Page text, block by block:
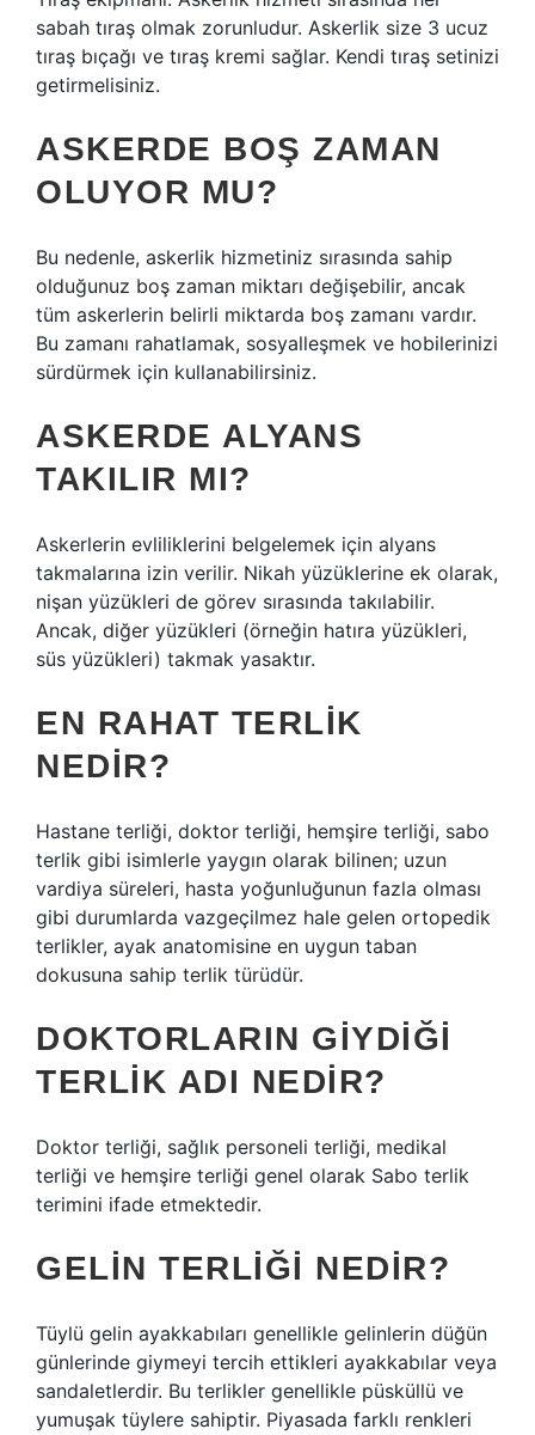
sabah tıraş olmak zorunludur. Askerlik size 3 ucuz
tıraş bıçağı ve tıraş kremi sağlar. Kendi tıraş setinizi
getirmelisiniz.
ASKERDE BOŞ ZAMAN
OLUYOR MU?
Bu nedenle, askerlik hizmetiniz sırasında sahip
olduğunuz boş zaman miktarı değişebilir, ancak
tüm askerlerin belirli miktarda boş zamanı vardır.
Bu zamanı rahatlamak, sosyalleşmek ve hobilerinizi
sürdürmek için kullanabilirsiniz.
ASKERDE ALYANS
TAKILIR MI?
Askerlerin evliliklerini belgelemek için alyans
takmalarına izin verilir. Nikah yüzüklerine ek olarak,
nişan yüzükleri de görev sırasında takılabilir.
Ancak, diğer yüzükleri (örneğin hatıra yüzükleri,
süs yüzükleri) takmak yasaktır.
EN RAHAT TERLIK
NEDIR?
Hastane terliği, doktor terliği, hemşire terliği, sabo
terlik gibi isimlerle yaygın olarak bilinen; uzun
vardiya süreleri, hasta yoğunluğunun fazla olması
gibi durumlarda vazgeçilmez hale gelen ortopedik
terlikler, ayak anatomisine en uygun taban
dokusuna sahip terlik türüdür.
DOKTORLARIN GIYDIĞI
TERLIK ADI NEDIR?
Doktor terliği, sağlık personeli terliği, medikal
terliği ve hemşire terliği genel olarak Sabo terlik
terimini ifade etmektedir.
GELIN TERLIĞI NEDIR?
Tüylü gelin ayakkabıları genellikle gelinlerin düğün
günlerinde giymeyi tercih ettikleri ayakkabılar veya
sandaletlerdir. Bu terlikler genellikle püsküllü ve
yumuşak tüylere sahiptir. Piyasada farklı renkleri